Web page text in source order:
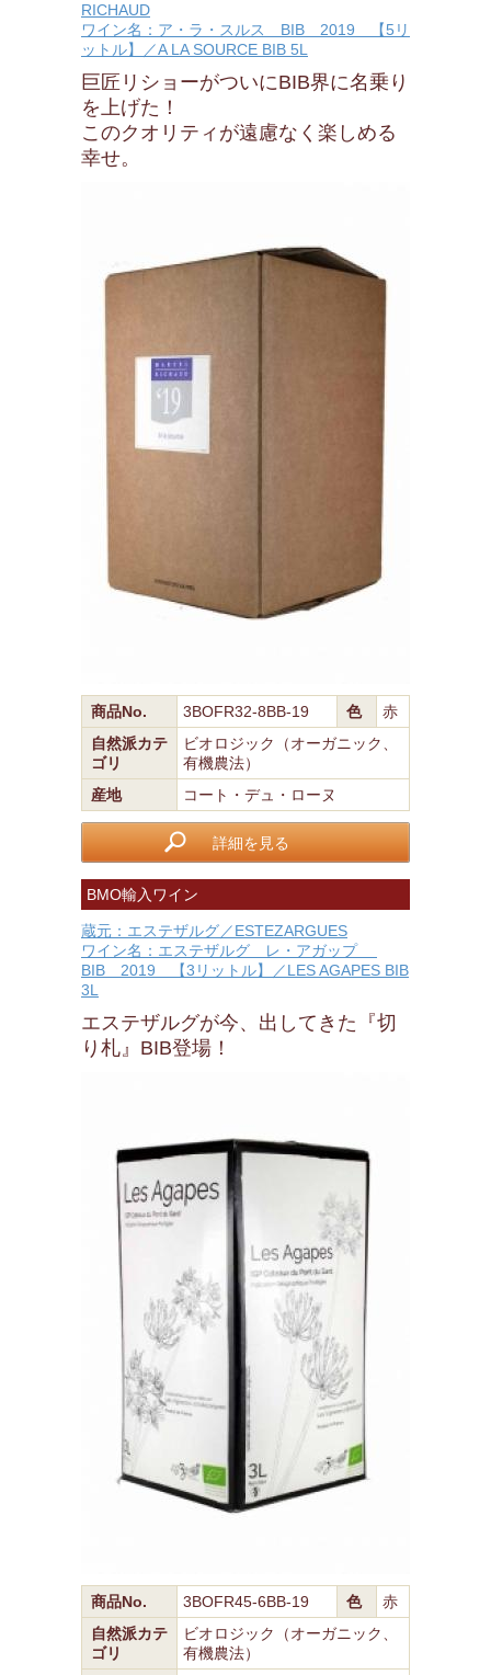
RICHAUD
ワイン名：ア・ラ・スルス BIB 2019 【5リ
ットル】／A LA SOURCE BIB 5L
巨匠リショーがついにBIB界に名乗り
を上げた！
このクオリティが遠慮なく楽しめる
幸せ。
商品No. 3BOFR32-8BB-19 色
赤
自然派カテ
ゴリ
ビオロジック（オーガニック、
有機農法）
産地
コート・デュ・ローヌ
詳細を見る
BMO輸入ワイン
蔵元：エステザルグ／ESTEZARGUES
ワイン名：エステザルグ レ・アガップ
BIB 2019 【3リットル】／LES AGAPES BIB
3L
エステザルグが今、出してきた『切
り札』BIB登場！
商品No. 3BOFR45-6BB-19 色
赤
自然派カテ
ゴリ
ビオロジック（オーガニック、
有機農法）